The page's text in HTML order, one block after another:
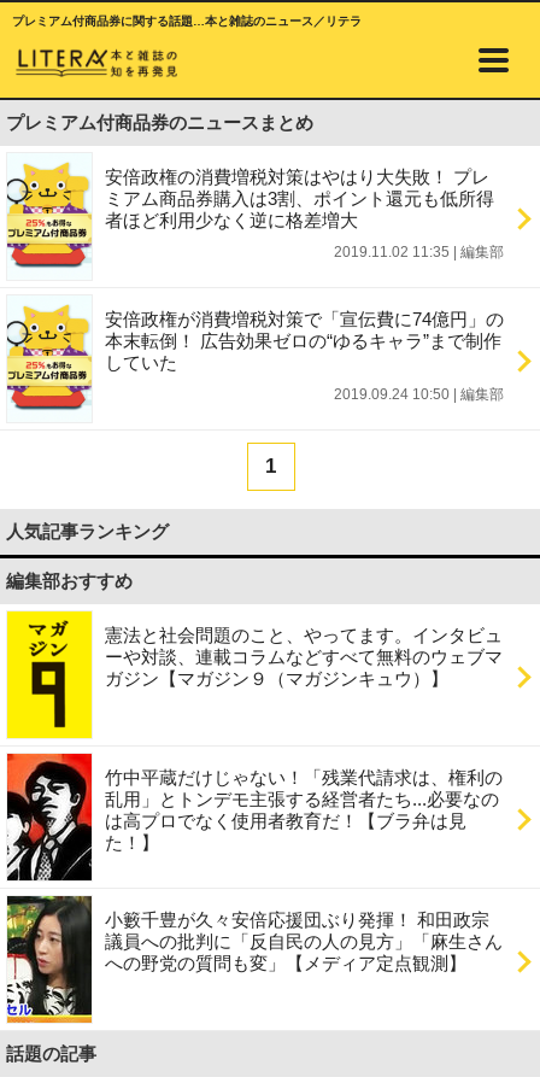
プレミアム付商品券に関する話題…本と雑誌のニュース／リテラ
プレミアム付商品券のニュースまとめ
安倍政権の消費増税対策はやはり大失敗！ プレ
ミアム商品券購入は3割、ポイント還元も低所得
者ほど利用少なく逆に格差増大
2019.11.02 11:35 編集部
安倍政権が消費増税対策で「宣伝費に74億円」の
本末転倒！ 広告効果ゼロの“ゆるキャラ”まで制作
していた
2019.09.24 10:50 編集部
1
人気記事ランキング
編集部おすすめ
憲法と社会問題のこと、やってます。インタビュ
ーや対談、連載コラムなどすべて無料のウェブマ
ガジン【マガジン９（マガジンキュウ）】
竹中平蔵だけじゃない！「残業代請求は、権利の
乱用」とトンデモ主張する経営者たち...必要なの
は高プロでなく使用者教育だ！【ブラ弁は見
た！】
小籔千豊が久々安倍応援団ぶり発揮！ 和田政宗
議員への批判に「反自民の人の見方」「麻生さん
への野党の質問も変」【メディア定点観測】
話題の記事